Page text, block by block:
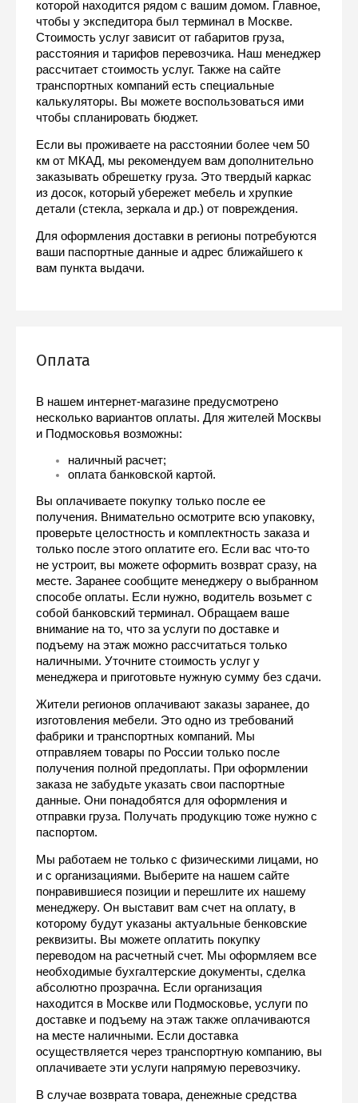
которой находится рядом с вашим домом. Главное,
чтобы у экспедитора был терминал в Москве.
Стоимость услуг зависит от габаритов груза,
расстояния и тарифов перевозчика. Наш менеджер
рассчитает стоимость услуг. Также на сайте
транспортных компаний есть специальные
калькуляторы. Вы можете воспользоваться ими
чтобы спланировать бюджет.
Если вы проживаете на расстоянии более чем 50
км от МКАД, мы рекомендуем вам дополнительно
заказывать обрешетку груза. Это твердый каркас
из досок, который убережет мебель и хрупкие
детали (стекла, зеркала и др.) от повреждения.
Для оформления доставки в регионы потребуются
ваши паспортные данные и адрес ближайшего к
вам пункта выдачи.
Оплата
В нашем интернет-магазине предусмотрено
несколько вариантов оплаты. Для жителей Москвы
и Подмосковья возможны:
наличный расчет;
оплата банковской картой.
Вы оплачиваете покупку только после ее
получения. Внимательно осмотрите всю упаковку,
проверьте целостность и комплектность заказа и
только после этого оплатите его. Если вас что-то
не устроит, вы можете оформить возврат сразу, на
месте. Заранее сообщите менеджеру о выбранном
способе оплаты. Если нужно, водитель возьмет с
собой банковский терминал. Обращаем ваше
внимание на то, что за услуги по доставке и
подъему на этаж можно рассчитаться только
наличными. Уточните стоимость услуг у
менеджера и приготовьте нужную сумму без сдачи.
Жители регионов оплачивают заказы заранее, до
изготовления мебели. Это одно из требований
фабрики и транспортных компаний. Мы
отправляем товары по России только после
получения полной предоплаты. При оформлении
заказа не забудьте указать свои паспортные
данные. Они понадобятся для оформления и
отправки груза. Получать продукцию тоже нужно с
паспортом.
Мы работаем не только с физическими лицами, но
и с организациями. Выберите на нашем сайте
понравившиеся позиции и перешлите их нашему
менеджеру. Он выставит вам счет на оплату, в
которому будут указаны актуальные бенковские
реквизиты. Вы можете оплатить покупку
переводом на расчетный счет. Мы оформляем все
необходимые бухгалтерские документы, сделка
абсолютно прозрачна. Если организация
находится в Москве или Подмосковье, услуги по
доставке и подъему на этаж также оплачиваются
на месте наличными. Если доставка
осуществляется через транспортную компанию, вы
оплачиваете эти услуги напрямую перевозчику.
В случае возврата товара, денежные средства